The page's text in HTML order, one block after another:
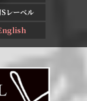
レーベル